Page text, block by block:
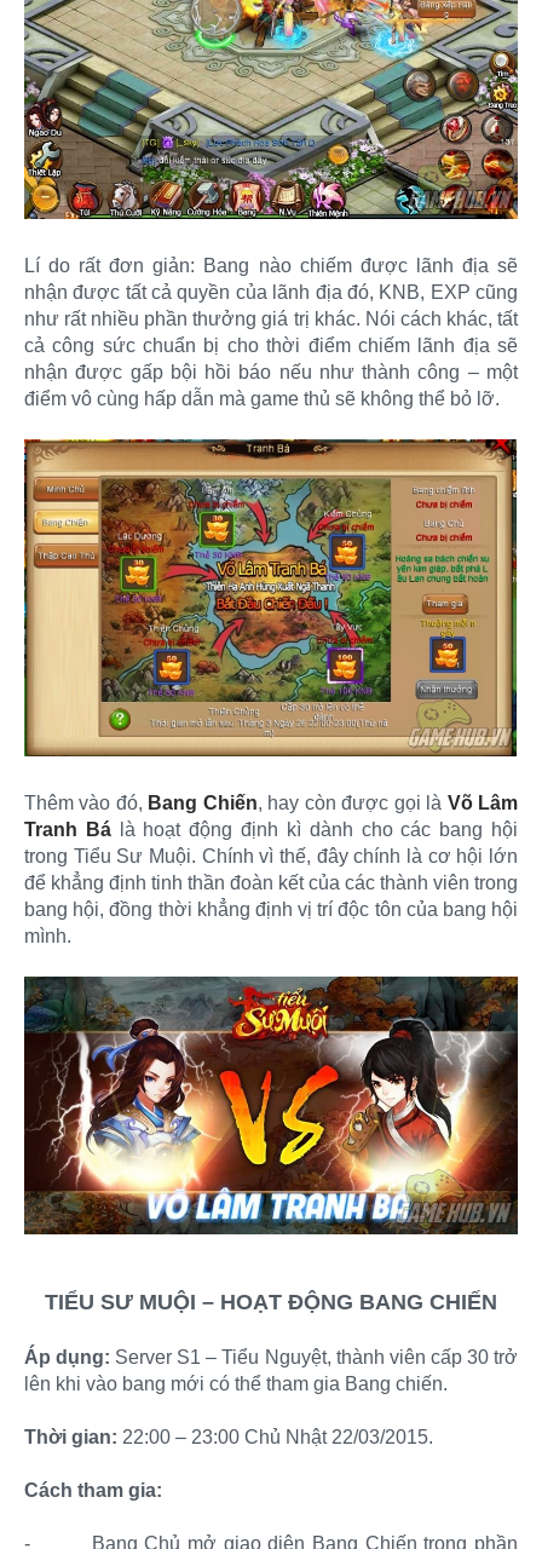
Lí do rất đơn giản: Bang nào chiếm được lãnh địa sẽ
nhận được tất cả quyền của lãnh địa đó, KNB, EXP cũng
như rất nhiều phần thưởng giá trị khác. Nói cách khác, tất
cả công sức chuẩn bị cho thời điểm chiếm lãnh địa sẽ
nhận được gấp bội hồi báo nếu như thành công – một
điểm vô cùng hấp dẫn mà game thủ sẽ không thể bỏ lỡ.
Thêm vào đó, Bang Chiến, hay còn được gọi là Võ Lâm
Tranh Bálà hoạt động định kì dành cho các bang hội
trong Tiểu Sư Muội. Chính vì thế, đây chính là cơ hội lớn
để khẳng định tinh thần đoàn kết của các thành viên trong
bang hội, đồng thời khẳng định vị trí độc tôn của bang hội
mình.
TIỂU SƯ MUỘI – HOẠT ĐỘNG BANG CHIẾN
Áp dụng: Server S1 – Tiểu Nguyệt, thành viên cấp 30 trở
lên khi vào bang mới có thể tham gia Bang chiến.
Thời gian: 22:00 – 23:00 Chủ Nhật 22/03/2015.
Cách tham gia:
- Bang Chủ mở giao diện Bang Chiến trong phần